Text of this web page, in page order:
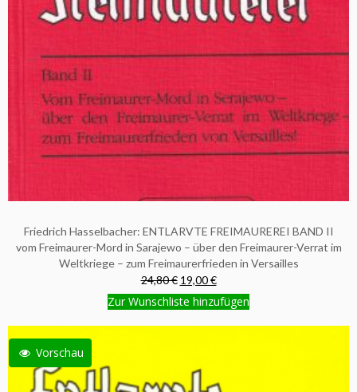
Friedrich Hasselbacher: ENTLARVTE FREIMAUREREI BAND II
vom Freimaurer-Mord in Sarajewo – über den Freimaurer-Verrat im
Weltkriege – zum Freimaurerfrieden in Versailles
24,80 € 19,00 €
Zur Wunschliste hinzufügen
Vorschau